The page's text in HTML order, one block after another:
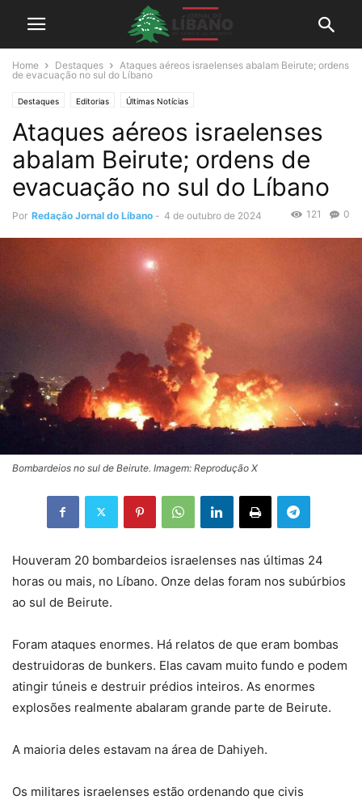
Home Destaques
Ataques aéreos israelenses abalam Beirute; ordens
de evacuação no sul do Líbano
Destaques Editorias Últimas Notícias
Ataques aéreos israelenses
abalam Beirute; ordens de
evacuação no sul do Líbano
Por Redação Jornal do Líbano - 4 de outubro de 2024 0
121
Bombardeios no sul de Beirute. Imagem: Reprodução X
Houveram 20 bombardeios israelenses nas últimas 24
horas ou mais, no Líbano. Onze delas foram nos subúrbios
ao sul de Beirute.
Foram ataques enormes. Há relatos de que eram bombas
destruidoras de bunkers. Elas cavam muito fundo e podem
atingir túneis e destruir prédios inteiros. As enormes
explosões realmente abalaram grande parte de Beirute.
A maioria deles estavam na área de Dahiyeh.
Os militares israelenses estão ordenando que civis